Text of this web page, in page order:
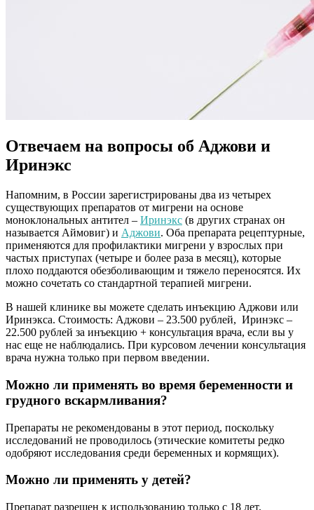
Отвечаем на вопросы об Аджови и
Иринэкс
Напомним, в России зарегистрированы два из четырех
существующих препаратов от мигрени на основе
моноклональных антител – Иринэкс (в других странах он
называется Аймовиг) и Аджови. Оба препарата рецептурные,
применяются для профилактики мигрени у взрослых при
частых приступах (четыре и более раза в месяц), которые
плохо поддаются обезболивающим и тяжело переносятся. Их
можно сочетать со стандартной терапией мигрени.
В нашей клинике вы можете сделать инъекцию Аджови или
Иринэкса. Стоимость: Аджови – 23.500 рублей, Иринэкс –
22.500 рублей за инъекцию + консультация врача, если вы у
нас еще не наблюдались. При курсовом лечении консультация
врача нужна только при первом введении.
Можно ли применять во время беременности и
грудного вскармливания?
Препараты не рекомендованы в этот период, поскольку
исследований не проводилось (этические комитеты редко
одобряют исследования среди беременных и кормящих).
Можно ли применять у детей?
Препарат разрешен к использованию только с 18 лет.